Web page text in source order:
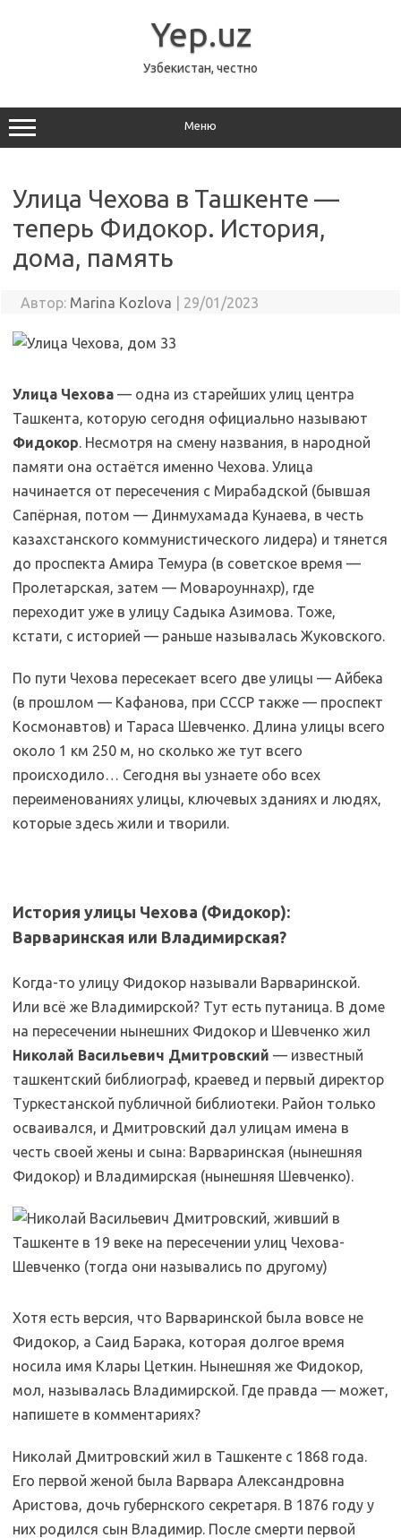
Yep.uz
Узбекистан, честно
Меню
Улица Чехова в Ташкенте —
теперь Фидокор. История,
дома, память
Автор: Marina Kozlova 29/01/2023
Улица Чехова — одна из старейших улиц центра
Ташкента, которую сегодня официально называют
Фидокор. Несмотря на смену названия, в народной
памяти она остаётся именно Чехова. Улица
начинается от пересечения с Мирабадской (бывшая
Сапёрная, потом — Динмухамада Кунаева, в честь
казахстанского коммунистического лидера) и тянется
до проспекта Амира Темура (в советское время —
Пролетарская, затем — Мовароуннахр), где
переходит уже в улицу Садыка Азимова. Тоже,
кстати, с историей — раньше называлась Жуковского.
По пути Чехова пересекает всего две улицы — Айбека
(в прошлом — Кафанова, при СССР также — проспект
Космонавтов) и Тараса Шевченко. Длина улицы всего
около 1 км 250 м, но сколько же тут всего
происходило… Сегодня вы узнаете обо всех
переименованиях улицы, ключевых зданиях и людях,
которые здесь жили и творили.
История улицы Чехова (Фидокор):
Варваринская или Владимирская?
Когда-то улицу Фидокор называли Варваринской.
Или всё же Владимирской? Тут есть путаница. В доме
на пересечении нынешних Фидокор и Шевченко жил
Николай Васильевич Дмитровский — известный
ташкентский библиограф, краевед и первый директор
Туркестанской публичной библиотеки. Район только
осваивался, и Дмитровский дал улицам имена в
честь своей жены и сына: Варваринская (нынешняя
Фидокор) и Владимирская (нынешняя Шевченко).
Хотя есть версия, что Варваринской была вовсе не
Фидокор, а Саид Барака, которая долгое время
носила имя Клары Цеткин. Нынешняя же Фидокор,
мол, называлась Владимирской. Где правда — может,
напишете в комментариях?
Николай Дмитровский жил в Ташкенте с 1868 года.
Его первой женой была Варвара Александровна
Аристова, дочь губернского секретаря. В 1876 году у
них родился сын Владимир. После смерти первой